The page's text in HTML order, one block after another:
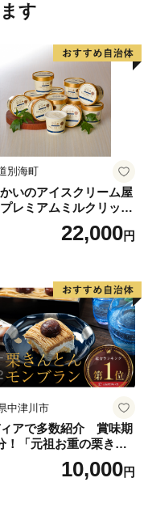
す
別海町
いのアイスクリーム屋
レミアムミルクリッチ
（AP-01）（ 北海道アイ
海道産アイス アイス ア
イス 道産アイスクリ
ギフト 詰合せ 詰め合わ
るさと納税 ）
22,000円
中津川市
ィアで多数紹介 賞味期
！「元祖お重の栗きん
モンブラン」 【未来の
美】スイーツ 栗 モンブ
10,000円